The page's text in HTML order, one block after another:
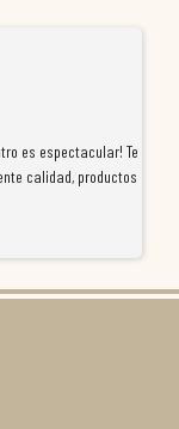
es espectacular! Te
calidad, productos